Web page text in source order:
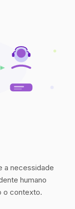
a necessidade
humano
o contexto.